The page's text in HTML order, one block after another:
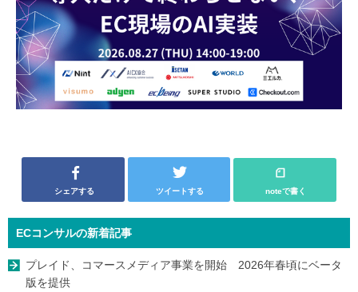
シェアする ツイートする noteで書く
ECコンサルの新着記事
プレイド、コマースメディア事業を開始 2026年春頃にベータ
版を提供